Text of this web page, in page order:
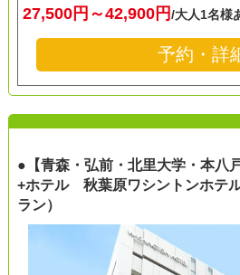
27,500円～42,900円/大人1名様
予約・詳
●【青森・弘前・北里大学・本八
+ホテル 秋葉原ワシントンホテ
ラン）